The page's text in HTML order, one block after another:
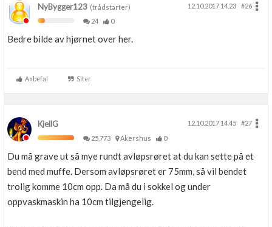
NyBygger123 (trådstarter) 12.10.2017 14.23
#26
24
0
Bedre bilde av hjørnet over her.
Anbefal Siter
KjellG 12.10.2017 14.45
#27
25,773
Akershus 0
Du må grave ut så mye rundt avløpsrøret at du kan sette på et
bend med muffe. Dersom avløpsrøret er 75mm, så vil bendet
trolig komme 10cm opp. Da må du i sokkel og under
oppvaskmaskin ha 10cm tilgjengelig.